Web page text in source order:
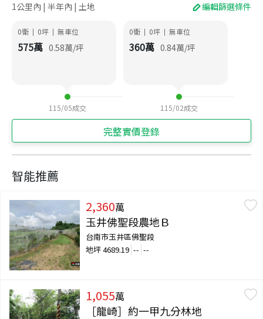
1公里內 | 半年內 | 土地 編輯篩選條件
0衛 | 0坪 | 無車位
575萬 0.58萬/坪
115/05成交
0衛 | 0坪 | 無車位
360萬 0.84萬/坪
115/02成交
完整實價登錄
智能推薦
2,360萬
玉井佛聖段農地Ｂ
台南市玉井區佛聖段
地坪4689.19 -- --
1,055萬
［龍崎］約一甲九分林地